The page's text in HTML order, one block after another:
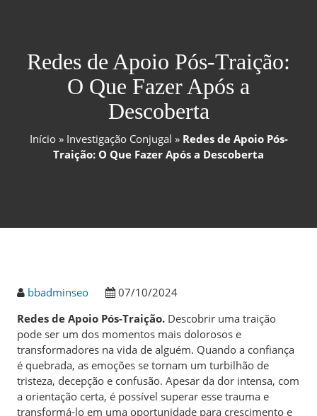
Redes de Apoio Pós-Traição:
O Que Fazer Após a
Descoberta
Início» Investigação Conjugal » Redes de Apoio Pós-
Traição: O Que Fazer Após a Descoberta
bbadminseo
07/10/2024
Redes de Apoio Pós-Traição. Descobrir uma traição
pode ser um dos momentos mais dolorosos e
transformadores na vida de alguém. Quando a confiança
é quebrada, as emoções se tornam um turbilhão de
tristeza, decepção e confusão. Apesar da dor intensa, com
a orientação certa, é possível superar esse trauma e
transformá-lo em uma oportunidade para crescimento e